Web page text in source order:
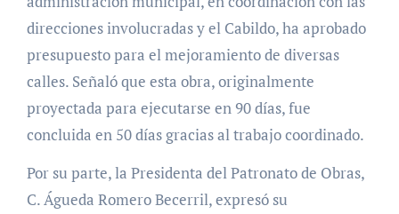
direcciones involucradas y el Cabildo, ha aprobado
presupuesto para el mejoramiento de diversas
calles. Señaló que esta obra, originalmente
proyectada para ejecutarse en 90 días, fue
concluida en 50 días gracias al trabajo coordinado.
Por su parte, la Presidenta del Patronato de Obras,
C. Águeda Romero Becerril, expresó su